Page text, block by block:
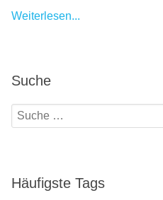
Weiterlesen...
Suche
Häufigste Tags